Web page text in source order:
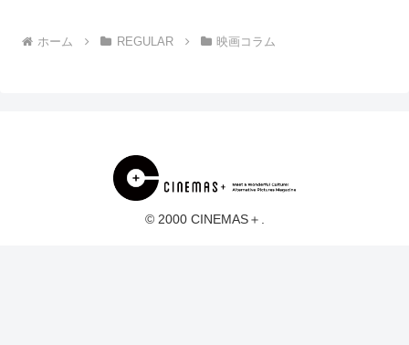
ホーム REGULAR 映画コラム
© 2000 CINEMAS＋.